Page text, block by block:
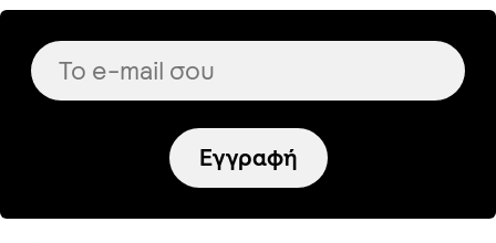
Εγγραφή